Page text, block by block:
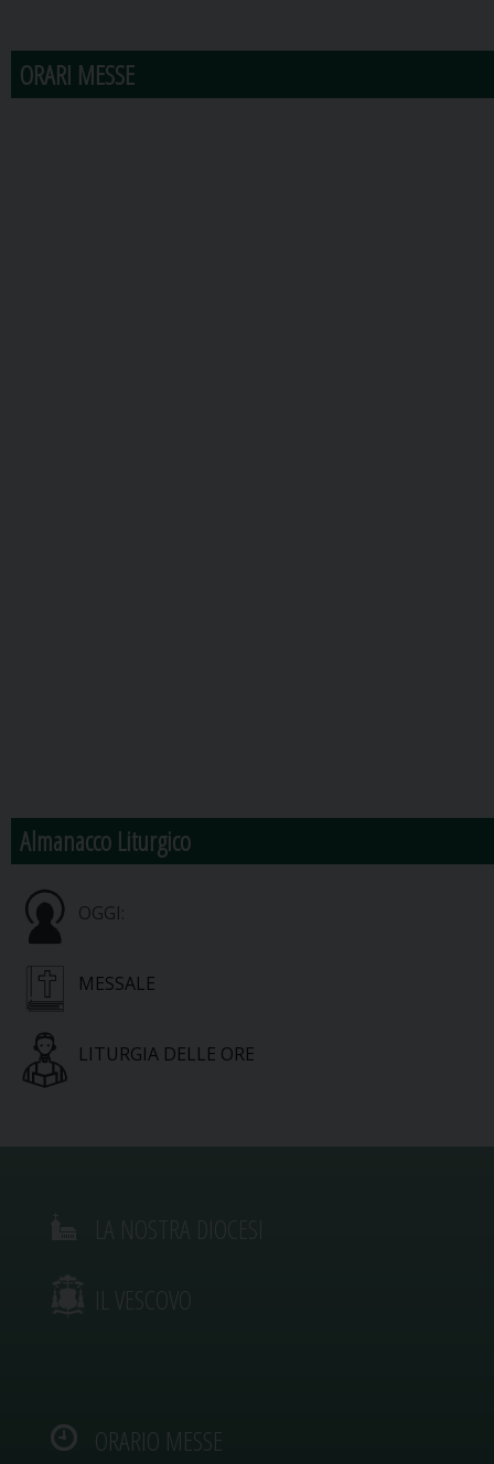
ORARI MESSE
Almanacco Liturgico
OGGI:
MESSALE
LITURGIA DELLE ORE
IL VESCOVO
ORARIO MESSE